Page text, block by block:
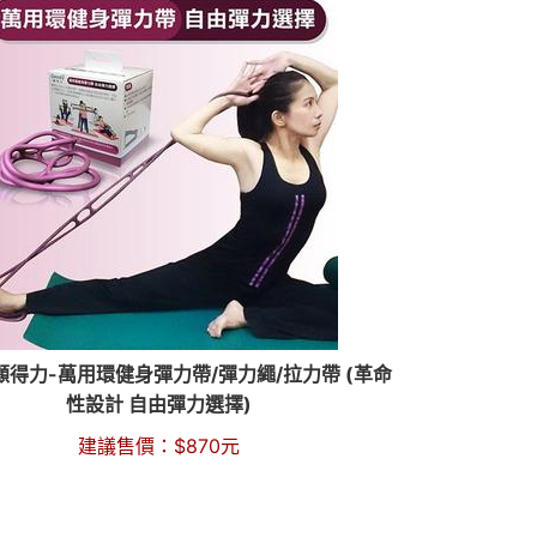
得力-萬用環健身彈力帶/彈力繩/拉力帶 (革命
性設計 自由彈力選擇)
建議售價： $870元